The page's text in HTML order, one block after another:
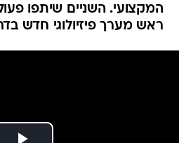
המקצועי. השניים שיתפו
ראש מערך פיזיולוגי חדש